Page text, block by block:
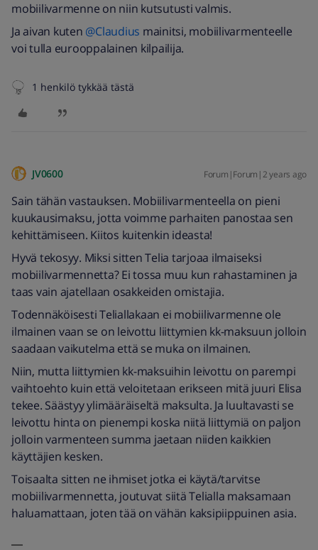
mobiilivarmenne on niin kutsutusti valmis.
Ja aivan kuten @Claudius mainitsi, mobiilivarmenteelle
voi tulla eurooppalainen kilpailija.
1 henkilö tykkää tästä
JV0600 Forum|Forum|2 years ago
Sain tähän vastauksen. Mobiilivarmenteella on pieni
kuukausimaksu, jotta voimme parhaiten panostaa sen
kehittämiseen. Kiitos kuitenkin ideasta!
Hyvä tekosyy. Miksi sitten Telia tarjoaa ilmaiseksi
mobiilivarmennetta? Ei tossa muu kun rahastaminen ja
taas vain ajatellaan osakkeiden omistajia.
Todennäköisesti Teliallakaan ei mobiilivarmenne ole
ilmainen vaan se on leivottu liittymien kk-maksuun jolloin
saadaan vaikutelma että se muka on ilmainen.
Niin, mutta liittymien kk-maksuihin leivottu on parempi
vaihtoehto kuin että veloitetaan erikseen mitä juuri Elisa
tekee. Säästyy ylimääräiseltä maksulta. Ja luultavasti se
leivottu hinta on pienempi koska niitä liittymiä on paljon
jolloin varmenteen summa jaetaan niiden kaikkien
käyttäjien kesken.
Toisaalta sitten ne ihmiset jotka ei käytä/tarvitse
mobiilivarmennetta, joutuvat siitä Telialla maksamaan
haluamattaan, joten tää on vähän kaksipiippuinen asia.